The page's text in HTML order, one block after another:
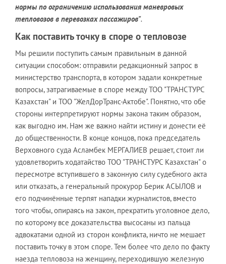
нормы по ограничению использования маневровых
тепловозов в перевозках пассажиров".
Как поставить точку в споре о тепловозе
Мы решили поступить самым правильным в данной
ситуации способом: отправили редакционный запрос в
министерство транспорта, в котором задали конкретные
вопросы, затрагиваемые в споре между ТОО "ТРАНСТУРС
Казахстан" и ТОО "ЖелДорТранс-Актобе". Понятно, что обе
стороны интерпретируют нормы закона таким образом,
как выгодно им. Нам же важно найти истину и донести её
до общественности. В конце концов, пока председатель
Верховного суда Асламбек МЕРГАЛИЕВ решает, стоит ли
удовлетворить ходатайство ТОО "ТРАНСТУРС Казахстан" о
пересмотре вступившего в законную силу судебного акта
или отказать, а генеральный прокурор Берик АСЫЛОВ и
его подчинённые терпят нападки журналистов, вместо
того чтобы, опираясь на закон, прекратить уголовное дело,
по которому все доказательства высосаны из пальца
адвокатами одной из сторон конфликта, ничто не мешает
поставить точку в этом споре. Тем более что дело по факту
наезда тепловоза на женщину, переходившую железную